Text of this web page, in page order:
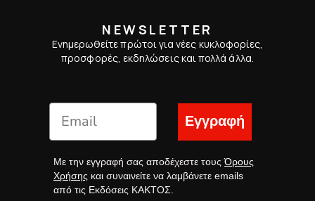
NEWSLETTER
Ενημερωθείτε πρώτοι για νέες κυκλοφορίες,
προσφορές, εκδηλώσεις και πολλά άλλα.
Εγγραφή
Με την εγγραφή σας αποδέχεστε τουςΌρους
Χρήσης και συναινείτε να λαμβάνετε emails
από τις Εκδόσεις ΚΑΚΤΟΣ.